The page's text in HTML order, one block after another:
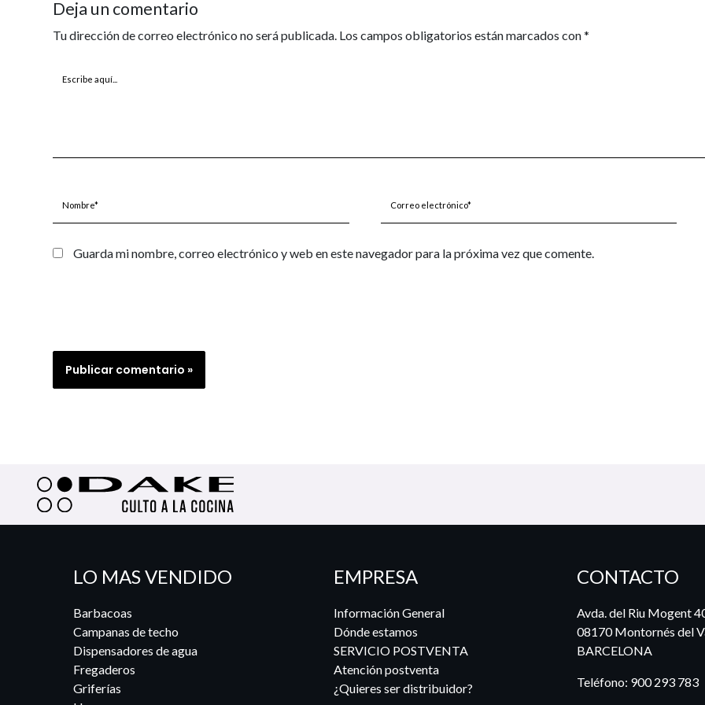
Deja un comentario
Tu dirección de correo electrónico no será publicada. Los campos obligatorios están marcados con*
Escribe
electrónico*
Guarda mi nombre, correo electrónico y web en este navegador para la próxima vez que comente.
LO MAS VENDIDO
Barbacoas
Campanas de techo
Dispensadores de agua
Fregaderos
Griferías
EMPRESA
Información General
Dónde estamos
SERVICIO POSTVENTA
Atención postventa
¿Quieres ser distribuidor?
CONTACTO
Avda. del Riu Mogent
08170 Montornés del
BARCELONA
Teléfono: 900 293 783